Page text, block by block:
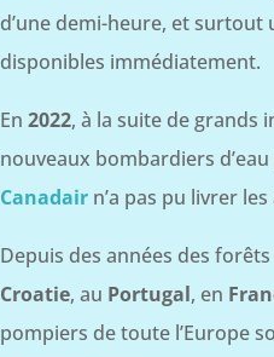
d’une demi-heure, et
disponibles immédiatement.
En2022, à la suite de grands
nouveaux bombardiers
Canadair n’a pas pu livrer
Depuis des années des
Croatie, au Portugal, en
pompiers de toute l’Europe